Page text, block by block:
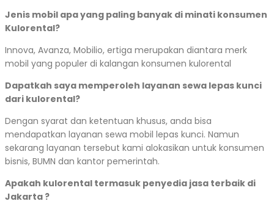
Jenis mobil apa yang paling banyak di minati konsumen
Kulorental?
Innova, Avanza, Mobilio, ertiga merupakan diantara merk
mobil yang populer di kalangan konsumen kulorental
Dapatkah saya memperoleh layanan sewa lepas kunci
dari kulorental?
Dengan syarat dan ketentuan khusus, anda bisa
mendapatkan layanan sewa mobil lepas kunci. Namun
sekarang layanan tersebut kami alokasikan untuk konsumen
bisnis, BUMN dan kantor pemerintah.
Apakah kulorental termasuk penyedia jasa terbaik di
Jakarta ?